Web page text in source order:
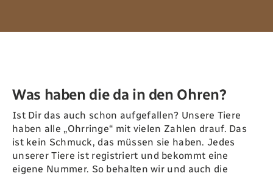
Was haben die da in den Ohren‭?‬
Ist Dir das auch schon aufgefallen‭? ‬Unsere Tiere
haben alle ‭‬‮„‬Ohrringe“‭ ‬mit vielen Zahlen drauf‭. ‬Das
ist kein Schmuck‭, ‬das müssen sie haben‭. ‬Jedes
unserer Tiere ist registriert und bekommt eine
eigene Nummer‭. ‬So behalten wir und auch die